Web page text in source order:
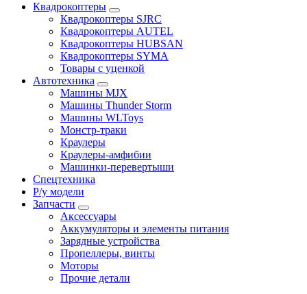
Квадрокоптеры
Квадрокоптеры SJRC
Квадрокоптеры AUTEL
Квадрокоптеры HUBSAN
Квадрокоптеры SYMA
Товары с уценкой
Автотехника
Машины MJX
Машины Thunder Storm
Машины WLToys
Монстр-траки
Краулеры
Краулеры-амфибии
Машинки-перевертыши
Спецтехника
Р/у модели
Запчасти
Аксессуары
Аккумуляторы и элементы питания
Зарядные устройства
Пропеллеры, винты
Моторы
Прочие детали